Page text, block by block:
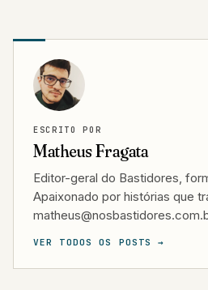
ESCRITO POR
Matheus Fragata
Editor-geral do Bastidores,
Apaixonado por histórias que
VER TODOS OS POSTS →